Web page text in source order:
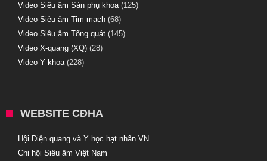
Video Siêu âm Sản phụ khoa(125)
Video Siêu âm Tim mạch (68)
Video Siêu âm Tổng quát (145)
Video X-quang (XQ) (28)
Video Y khoa(228)
WEBSITE CĐHA
Hội Điện quang và Y học hạt nhân VN
Chi hội Siêu âm Việt Nam